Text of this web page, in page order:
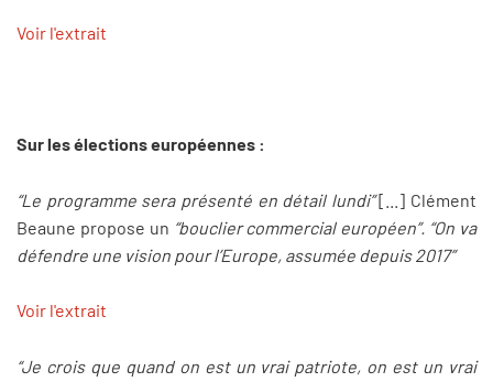
Voir l'extrait
Sur les élections européennes :
“Le programme sera présenté en détail lundi”[...] Clément
Beaune propose un “bouclier commercial européen”. “On va
défendre une vision pour l’Europe, assumée depuis 2017”
Voir l'extrait
“Je crois que quand on est un vrai patriote, on est un vrai